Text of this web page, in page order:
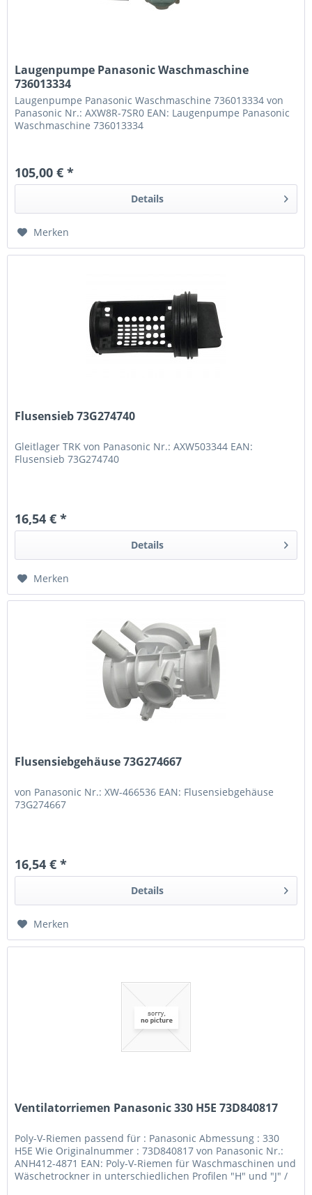
Laugenpumpe Panasonic Waschmaschine
736013334
Laugenpumpe Panasonic Waschmaschine 736013334 von
Panasonic Nr.: AXW8R-7SR0 EAN: Laugenpumpe Panasonic
Waschmaschine 736013334
105,00 € *
Details
Merken
Flusensieb 73G274740
Gleitlager TRK von Panasonic Nr.: AXW503344 EAN:
Flusensieb 73G274740
16,54 € *
Details
Merken
Flusensiebgehäuse 73G274667
von Panasonic Nr.: XW-466536 EAN: Flusensiebgehäuse
73G274667
16,54 € *
Details
Merken
Ventilatorriemen Panasonic 330 H5E 73D840817
Poly-V-Riemen passend für : Panasonic Abmessung : 330
H5E Wie Originalnummer : 73D840817 von Panasonic Nr.:
ANH412-4871 EAN: Poly-V-Riemen für Waschmaschinen und
Wäschetrockner in unterschiedlichen Profilen "H" und "J" /